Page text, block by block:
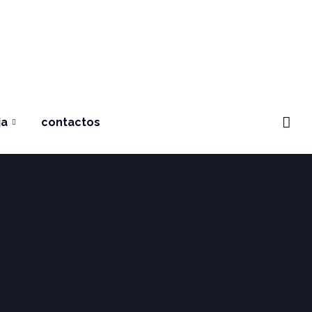
contactos